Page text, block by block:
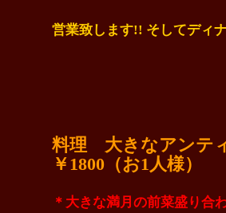
営業致します!! そしてディ
料理 大きなアンテ
￥1800（お1人様）
＊大きな満月の前菜盛り合